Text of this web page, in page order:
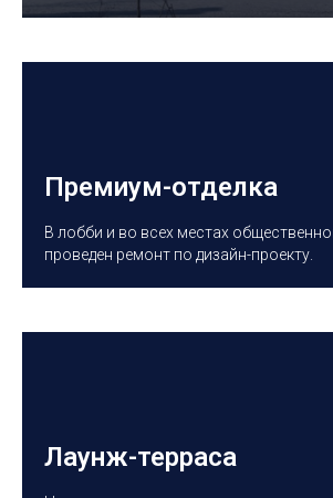
Премиум-отделка
В лобби и во всех местах
проведен ремонт по дизайн-проекту.
Лаунж-терраса